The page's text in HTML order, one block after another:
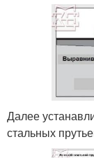
Далее
стальных